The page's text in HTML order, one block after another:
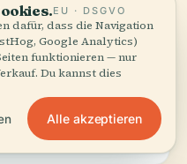
EU · DSGVO
dafür, dass die Navigation
Google Analytics)
funktionieren — nur
Du kannst dies
Alle akzeptieren